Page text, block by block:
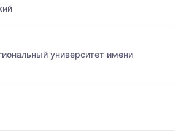
университет имени